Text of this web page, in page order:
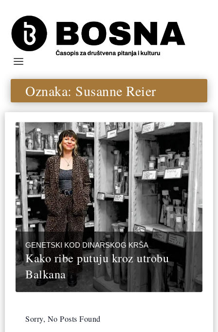
Oznaka: Susanne Reier
GENETSKI KOD DINARSKOG KRŠA
Kako ribe putuju kroz utrobu
Balkana
Sorry, No Posts Found